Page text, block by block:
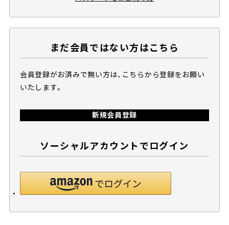
まだ会員ではない方はこちら
会員登録がお済みで無い方は、こちらから登録をお願い
いたします。
新規会員登録
ソーシャルアカウントでログイン